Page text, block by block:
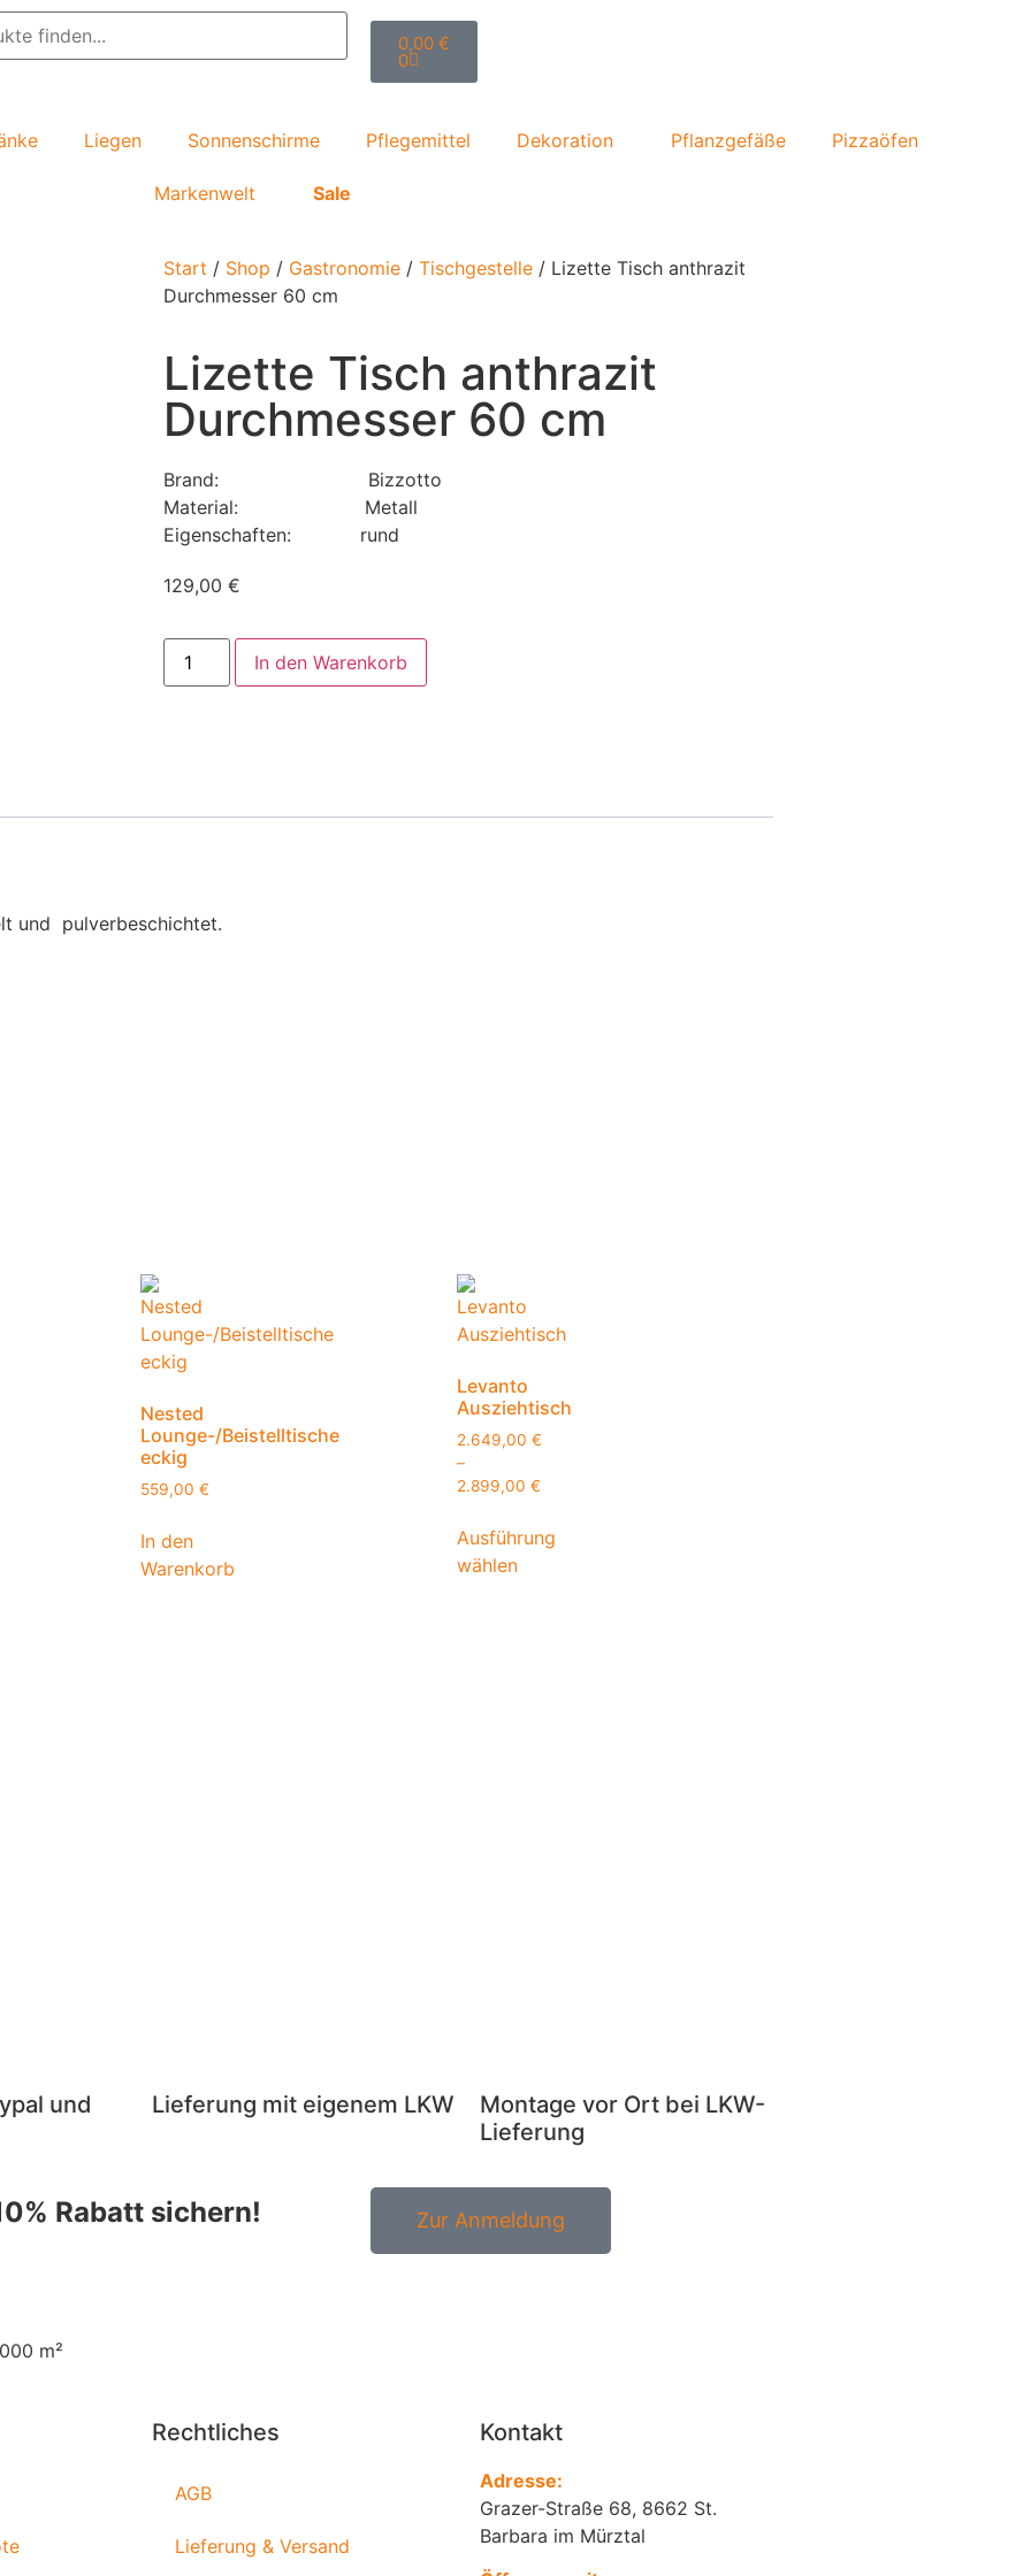
0,00 €
0
Liegen Sonnenschirme Pflegemittel Dekoration Pflanzgefäße Pizzaöfen
Markenwelt Sale
Start / Shop / Gastronomie / Tischgestelle / Lizette Tisch anthrazit
Durchmesser 60 cm
Lizette Tisch anthrazit
Durchmesser 60 cm
Brand: Bizzotto
Material: Metall
Eigenschaften: rund
129,00 €
In den Warenkorb
und pulverbeschichtet.
Nested
Lounge-/Beistelltische
eckig
559,00 €
In den
Warenkorb
Levanto
Ausziehtisch
2.649,00 €
–
2.899,00 €
Ausführung
wählen
und Lieferung mit eigenem LKW
Montage vor Ort bei LKW-
Lieferung
Rabatt sichern! Zur Anmeldung
m²
Rechtliches
AGB
Lieferung & Versand
Kontakt
Adresse:
Grazer-Straße 68, 8662 St.
Barbara im Mürztal